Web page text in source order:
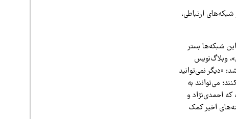
ارتباطی،
شبکه‌ها بستر
وبلاگ‌نویس
خواهد شد: «دیگر نمی‌توانید
می‌توانند به
که احمدی‌نژاد و
اخیر کمک